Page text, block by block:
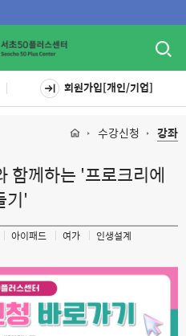
회원가입[개인/기업]
수강신청 강좌
함께하는 '프로크리에
기'
아이패드 여가
인생설계